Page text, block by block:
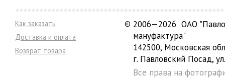
Как заказать
Доставка и оплата
Возврат товара
© 2006—2026 ОАО
мануфактура"
142500, Московская
г. Павловский Посад,
Все права на